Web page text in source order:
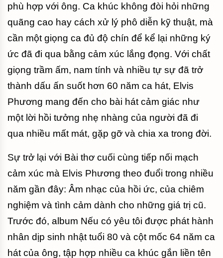
phù hợp với ông. Ca khúc không đòi hỏi những
quãng cao hay cách xử lý phô diễn kỹ thuật, mà
cần một giọng ca đủ độ chín để kể lại những ký
ức đã đi qua bằng cảm xúc lắng đọng. Với chất
giọng trầm ấm, nam tính và nhiều tự sự đã trở
thành dấu ấn suốt hơn 60 năm ca hát, Elvis
Phương mang đến cho bài hát cảm giác như
một lời hồi tưởng nhẹ nhàng của người đã đi
qua nhiều mất mát, gặp gỡ và chia xa trong đời.
Sự trở lại với Bài thơ cuối cùng tiếp nối mạch
cảm xúc mà Elvis Phương theo đuổi trong nhiều
năm gần đây: Âm nhạc của hồi ức, của chiêm
nghiệm và tình cảm dành cho những giá trị cũ.
Trước đó, album Nếu có yêu tôi được phát hành
nhân dịp sinh nhật tuổi 80 và cột mốc 64 năm ca
hát của ông, tập hợp nhiều ca khúc gắn liền tên